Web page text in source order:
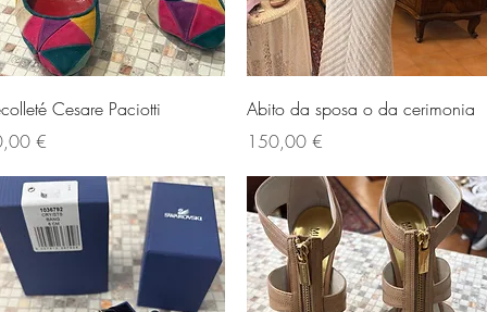
Vista rapida
Cesare Paciotti
€
Vista rapida
Abito da sposa o da cerimonia
Prezzo
150,00 €